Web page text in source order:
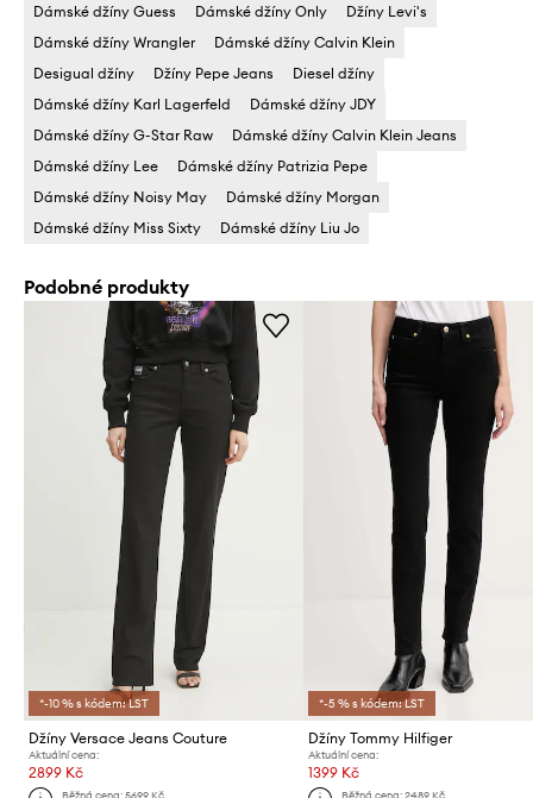
Dámské džíny Guess
Dámské džíny Only
Džíny Levi's
Dámské džíny Wrangler
Dámské džíny Calvin Klein
Desigual džíny
Džíny Pepe Jeans
Diesel džíny
Dámské džíny Karl Lagerfeld
Dámské džíny JDY
Dámské džíny G-Star Raw
Dámské džíny Calvin Klein Jeans
Dámské džíny Lee
Dámské džíny Patrizia Pepe
Dámské džíny Noisy May
Dámské džíny Morgan
Dámské džíny Miss Sixty
Dámské džíny Liu Jo
Podobné produkty
*-10 % s kódem: LST
Džíny Versace Jeans Couture
Aktuální cena:
2899 Kč
Běžná cena:5699 Kč
*-5 % s kódem: LST
Džíny Tommy Hilfiger
Aktuální cena:
1399 Kč
Běžná cena: 2489 Kč